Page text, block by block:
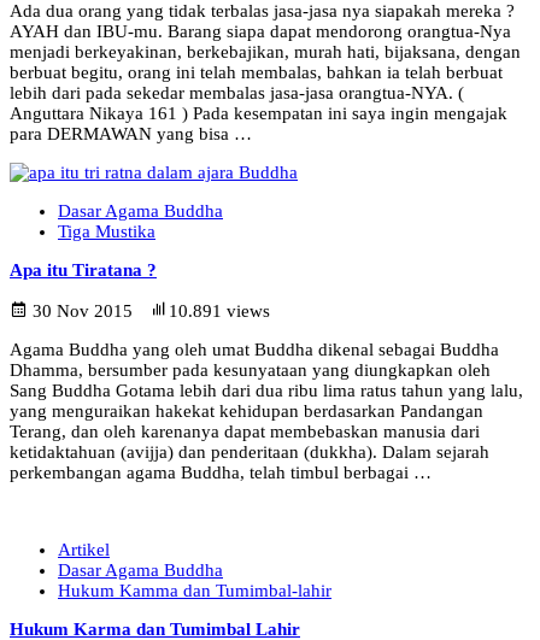
Ada dua orang yang tidak terbalas jasa-jasa nya siapakah mereka ?
AYAH dan IBU-mu. Barang siapa dapat mendorong orangtua-Nya
menjadi berkeyakinan, berkebajikan, murah hati, bijaksana, dengan
berbuat begitu, orang ini telah membalas, bahkan ia telah berbuat
lebih dari pada sekedar membalas jasa-jasa orangtua-NYA. (
Anguttara Nikaya 161 ) Pada kesempatan ini saya ingin mengajak
para DERMAWAN yang bisa …
Dasar Agama Buddha
Tiga Mustika
Apa itu Tiratana ?
30 Nov 2015
10.891 views
Agama Buddha yang oleh umat Buddha dikenal sebagai Buddha
Dhamma, bersumber pada kesunyataan yang diungkapkan oleh
Sang Buddha Gotama lebih dari dua ribu lima ratus tahun yang lalu,
yang menguraikan hakekat kehidupan berdasarkan Pandangan
Terang, dan oleh karenanya dapat membebaskan manusia dari
ketidaktahuan (avijja) dan penderitaan (dukkha). Dalam sejarah
perkembangan agama Buddha, telah timbul berbagai …
Artikel
Dasar Agama Buddha
Hukum Kamma dan Tumimbal-lahir
Hukum Karma dan Tumimbal Lahir